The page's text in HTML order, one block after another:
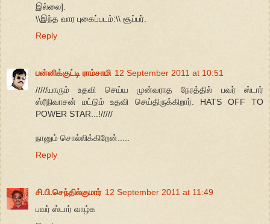
இல்லை].
\\இந்த வார புகைப்படம்:\\ சூப்பர்.
Reply
பன்னிக்குட்டி ராம்சாமி 12 September 2011 at 10:51
/////யாரும் உதவி செய்ய முன்வராத நேரத்தில் பவர் ஸ்டார்
ஸ்ரீநிவாசன் மட்டும் உதவி செய்திருக்கிறார். HATS OFF TO
POWER STAR...!/////
நானும் சொல்லிக்கிறேன்.....
Reply
சி.பி.செந்தில்குமார் 12 September 2011 at 11:49
பவர் ஸ்டார் வாழ்க